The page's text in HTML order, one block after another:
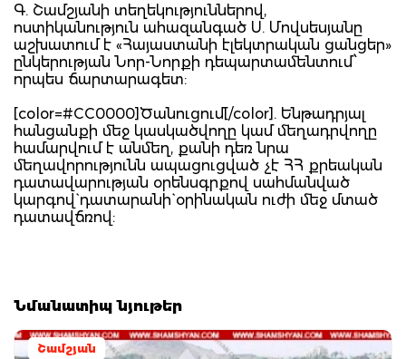
Գ. Շամշյանի տեղեկություններով,
ոստիկանություն ահազանգած Ս. Մովսեսյանը
աշխատում է «Հայաստանի էլեկտրական ցանցեր»
ընկերության Նոր-Նորքի դեպարտամենտում՝
որպես ճարտարագետ:
[color=#CC0000]Ծանուցում[/color]. Ենթադրյալ
հանցանքի մեջ կասկածվողը կամ մեղադրվողը
համարվում է անմեղ, քանի դեռ նրա
մեղավորությունն ապացուցված չէ ՀՀ քրեական
դատավարության օրենսգրքով սահմանված
կարգով` դատարանի` օրինական ուժի մեջ մտած
դատավճռով:
Նմանատիպ նյութեր
Շամշյան